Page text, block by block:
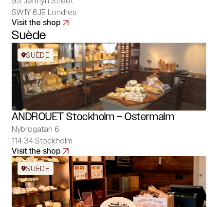
SW1Y 6JE Londres
Visit the shop
Suède
SUÈDE
ANDROUET Stockholm – Ostermalm
Nybrogatan 6
114 34 Stockholm
Visit the shop
SUÈDE